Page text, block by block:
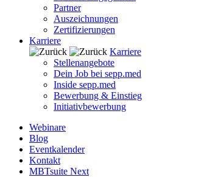
Partner
Auszeichnungen
Zertifizierungen
Karriere
Karriere
Stellenangebote
Dein Job bei sepp.med
Inside sepp.med
Bewerbung & Einstieg
Initiativbewerbung
Webinare
Blog
Eventkalender
Kontakt
MBTsuite Next